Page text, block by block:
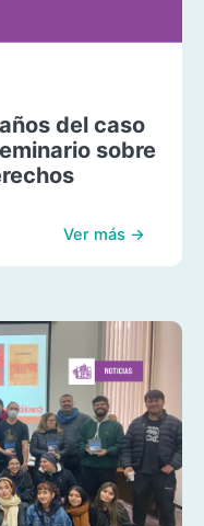
del caso
sobre
Ver más →